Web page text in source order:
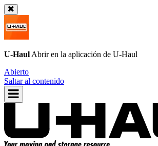
U-Haul Abrir en la aplicación de U-Haul
Abierto
Saltar al contenido